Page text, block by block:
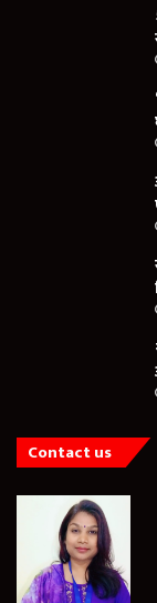
Contact us